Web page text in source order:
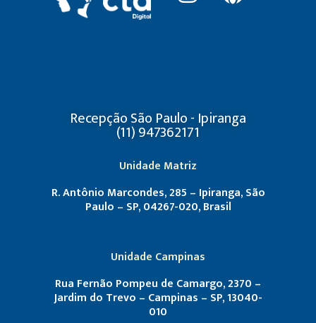
Recepção São Paulo - Ipiranga
(11) 947362171
Unidade Matriz
R. Antônio Marcondes, 285 – Ipiranga, São
Paulo – SP, 04267-020, Brasil
Unidade Campinas
Rua Fernão Pompeu de Camargo, 2370 –
Jardim do Trevo – Campinas – SP, 13040-
010